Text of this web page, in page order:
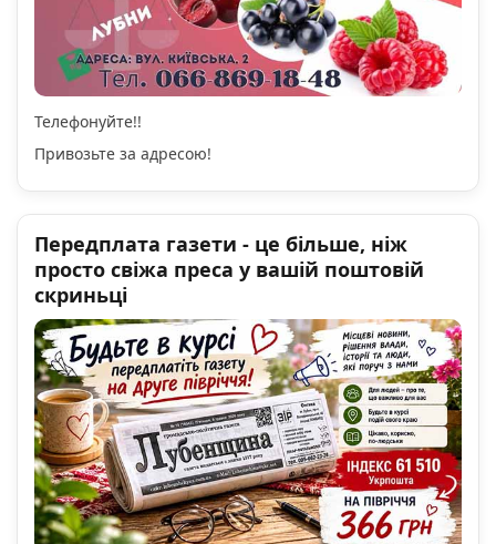
Телефонуйте!!
Привозьте за адресою!
Передплата газети - це більше, ніж
просто свіжа преса у вашій поштовій
скриньці